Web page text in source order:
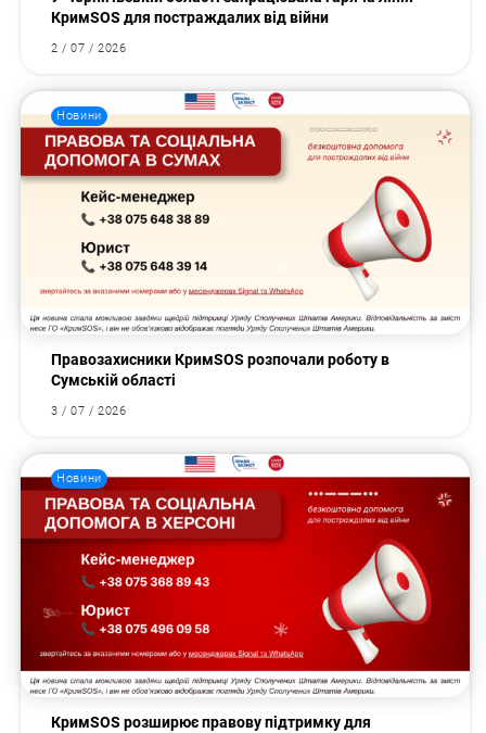
КримSOS для постраждалих від війни
2 / 07 / 2026
Новини
Правозахисники КримSOS розпочали роботу в
Сумській області
3 / 07 / 2026
Новини
КримSOS розширює правову підтримку для